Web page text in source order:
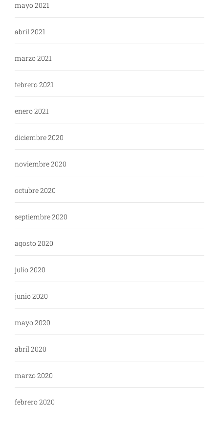
mayo 2021
abril 2021
marzo 2021
febrero 2021
enero 2021
diciembre 2020
noviembre 2020
octubre 2020
septiembre 2020
agosto 2020
julio 2020
junio 2020
mayo 2020
abril 2020
marzo 2020
febrero 2020